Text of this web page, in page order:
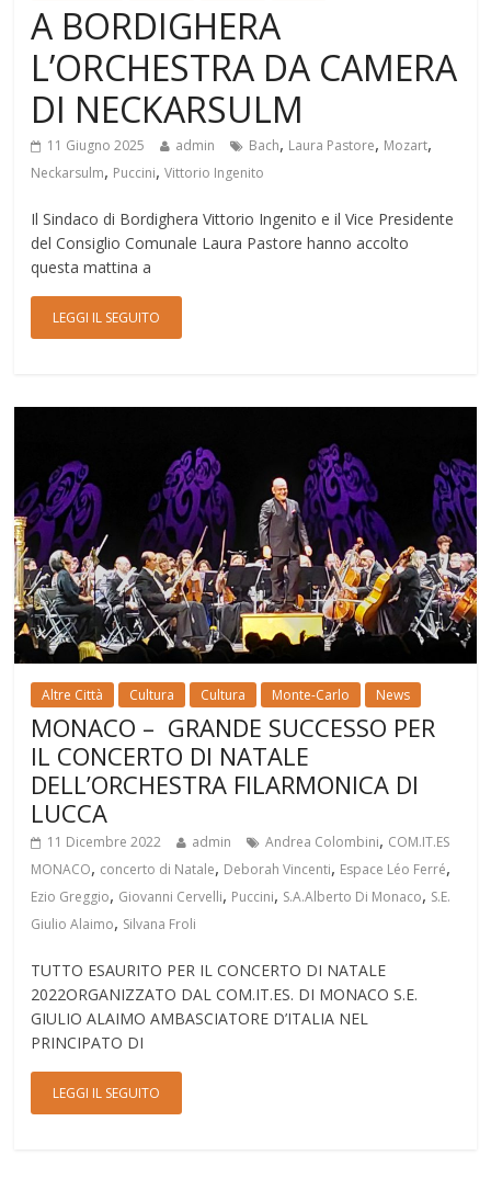
A BORDIGHERA
L’ORCHESTRA DA CAMERA
DI NECKARSULM
11 Giugno 2025 admin Bach, Laura Pastore, Mozart,
Neckarsulm, Puccini,Vittorio Ingenito
Il Sindaco di Bordighera Vittorio Ingenito e il Vice Presidente
del Consiglio Comunale Laura Pastore hanno accolto
questa mattina a
LEGGI IL SEGUITO
Altre Città Cultura Cultura Monte-Carlo News
MONACO – GRANDE SUCCESSO PER
IL CONCERTO DI NATALE
DELL’ORCHESTRA FILARMONICA DI
LUCCA
11 Dicembre 2022 admin Andrea Colombini, COM.IT.ES
MONACO, concerto di Natale, Deborah Vincenti, Espace Léo Ferré,
Ezio Greggio, Giovanni Cervelli, Puccini, S.A.Alberto Di Monaco, S.E.
Giulio Alaimo, Silvana Froli
TUTTO ESAURITO PER IL CONCERTO DI NATALE
2022ORGANIZZATO DAL COM.IT.ES. DI MONACO S.E.
GIULIO ALAIMO AMBASCIATORE D’ITALIA NEL
PRINCIPATO DI
LEGGI IL SEGUITO